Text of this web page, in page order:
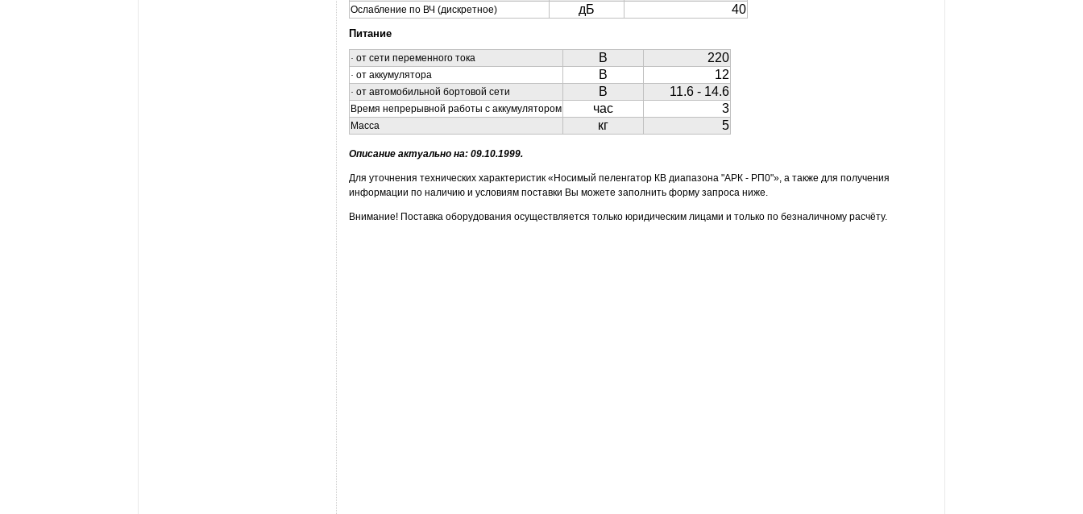
Ослабление по ВЧ (дискретное) дБ 40
Питание
· от сети переменного тока В 220
· от аккумулятора В 12
· от автомобильной бортовой сети В 11.6 - 14.6
Время непрерывной работы с аккумулятором час 3
Масса кг 5
Описание актуально на: 09.10.1999.
Для уточнения технических характеристик «Носимый пеленгатор КВ диапазона "АРК - РП0"», а также для получения
информации по наличию и условиям поставки Вы можете заполнить форму запроса ниже.
Внимание! Поставка оборудования осуществляется только юридическим лицами и только по безналичному расчёту.